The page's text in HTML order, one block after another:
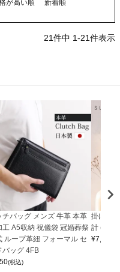
が高い順
新着順
21件中 1-21件表示
チバッグ メンズ 牛革 本革
工 A5収納 祝儀袋 冠婚葬祭
ループ革紐 フォーマル セ
バッグ 4FB
(税込)
掛け時
計
¥7,150